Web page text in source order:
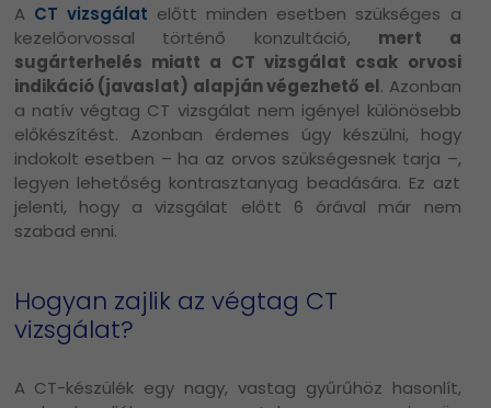
A CT vizsgálat előtt minden esetben szükséges a
kezelőorvossal történő konzultáció, mert a
sugárterhelés miatt a CT vizsgálat csak orvosi
indikáció (javaslat) alapján végezhető el. Azonban
a natív végtag CT vizsgálat nem igényel különösebb
előkészítést. Azonban érdemes úgy készülni, hogy
indokolt esetben – ha az orvos szükségesnek tarja –,
legyen lehetőség kontrasztanyag beadására. Ez azt
jelenti, hogy a vizsgálat előtt 6 órával már nem
szabad enni.
Hogyan zajlik az végtag CT
vizsgálat?
A CT-készülék egy nagy, vastag gyűrűhöz hasonlít,